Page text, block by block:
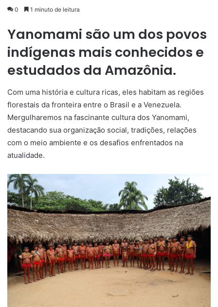
0 1 minuto de leitura
Yanomami são um dos povos
indígenas mais conhecidos e
estudados da Amazônia.
Com uma história e cultura ricas, eles habitam as regiões
florestais da fronteira entre o Brasil e a Venezuela.
Mergulharemos na fascinante cultura dos Yanomami,
destacando sua organização social, tradições, relações
com o meio ambiente e os desafios enfrentados na
atualidade.